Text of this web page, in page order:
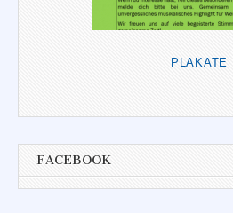
PLAKATE
FACEBOOK